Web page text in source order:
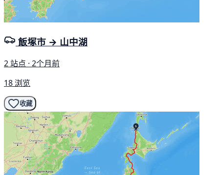
飯塚市 → 山中湖
2 站点 · 2个月前
18 浏览
收藏